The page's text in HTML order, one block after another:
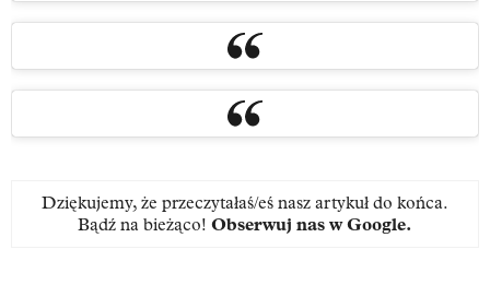
Dziękujemy, że przeczytałaś/eś nasz artykuł do końca.
Bądź na bieżąco! Obserwuj nas w Google.